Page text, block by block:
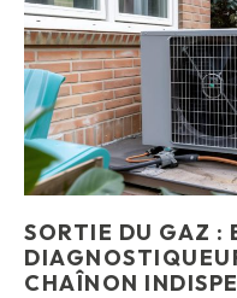
SORTIE DU GAZ :
CHAÎNON